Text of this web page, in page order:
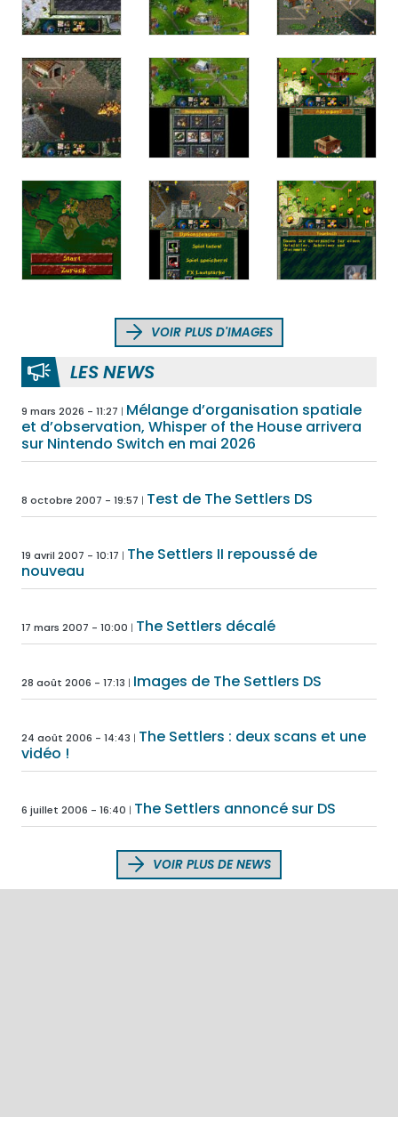
VOIR PLUS D'IMAGES
LES NEWS
9 mars 2026 - 11:27
Mélange d’organisation spatiale
et d’observation, Whisper of the House arrivera
sur Nintendo Switch en mai 2026
8 octobre 2007 - 19:57 Test de The Settlers DS
19 avril 2007 - 10:17
The Settlers II repoussé de
nouveau
17 mars 2007 - 10:00 The Settlers décalé
28 août 2006 - 17:13 Images de The Settlers DS
24 août 2006 - 14:43
The Settlers : deux scans et une
vidéo !
6 juillet 2006 - 16:40 The Settlers annoncé sur DS
VOIR PLUS DE NEWS